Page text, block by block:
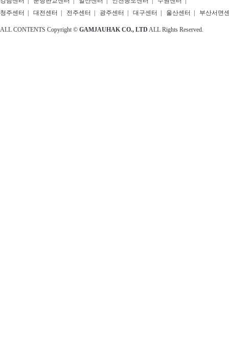
청주센터
대전센터 전주센터 광주센터 대구센터 울산센터 부산서면
ALL CONTENTS Copyright © GAMJAUHAK CO., LTD ALL Rights Reserved.